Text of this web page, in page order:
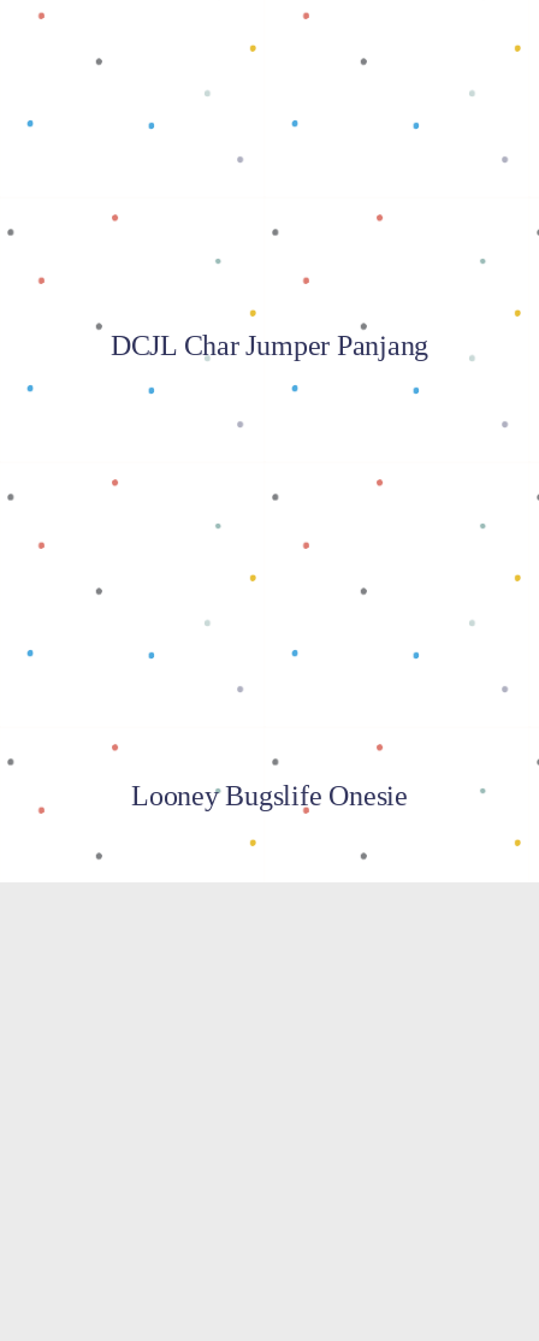
Baca selengkapnya
DCJL Char Jumper Panjang
Baca selengkapnya
Looney Bugslife Onesie